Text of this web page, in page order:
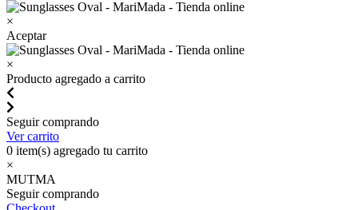
×
Aceptar
×
Producto agregado a carrito
Seguir comprando
Ver carrito
0 item(s) agregado tu carrito
×
MUTMA
Seguir comprando